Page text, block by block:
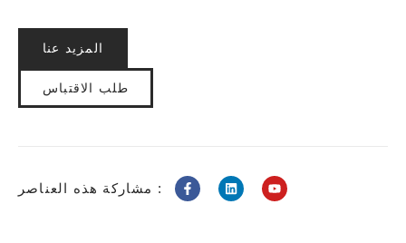
المزيد عنا
طلب الاقتباس
مشاركة هذه العناصر :